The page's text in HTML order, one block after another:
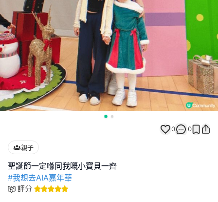
0 0
親子
#我想去AIA嘉年華
評分